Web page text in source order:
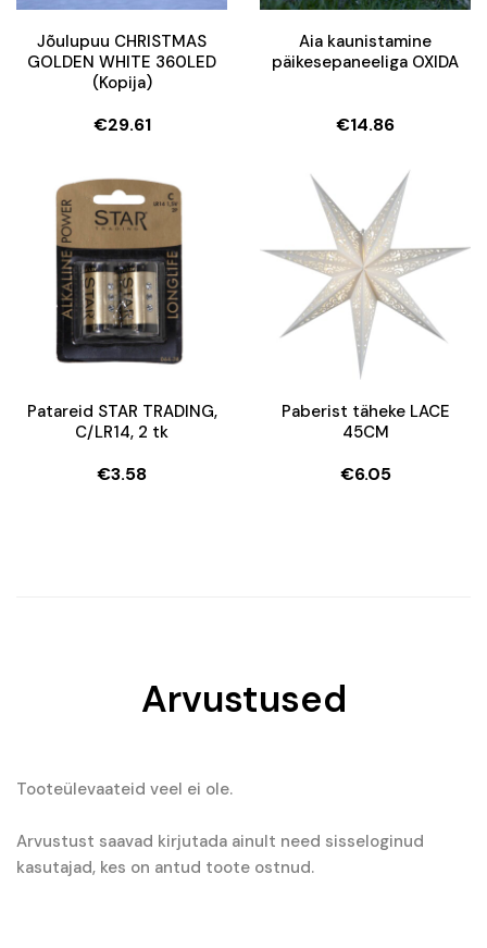
Jõulupuu CHRISTMAS
GOLDEN WHITE 360LED
(Kopija)
€29.61
Aia kaunistamine
päikesepaneeliga OXIDA
€14.86
Patareid STAR TRADING,
C/LR14, 2 tk
€3.58
Paberist täheke LACE
45CM
€6.05
Arvustused
Tooteülevaateid veel ei ole.
Arvustust saavad kirjutada ainult need sisseloginud
kasutajad, kes on antud toote ostnud.